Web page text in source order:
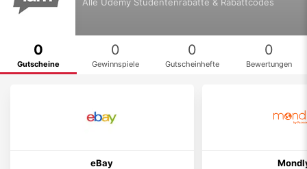
0
Gutscheine
0
Gewinnspiele
0
Gutscheinhefte
0
Bewertungen
eBay